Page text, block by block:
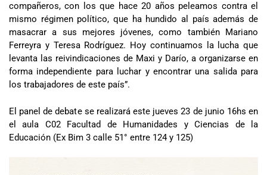
compañeros, con los que hace 20 años peleamos contra el
mismo régimen político, que ha hundido al país además de
masacrar a sus mejores jóvenes, como también Mariano
Ferreyra y Teresa Rodríguez. Hoy continuamos la lucha que
levanta las reivindicaciones de Maxi y Darío, a organizarse en
forma independiente para luchar y encontrar una salida para
los trabajadores de este país”.
El panel de debate se realizará este jueves 23 de junio 16hs en
el aula C02 Facultad de Humanidades y Ciencias de la
Educación (Ex Bim 3 calle 51° entre 124 y 125)